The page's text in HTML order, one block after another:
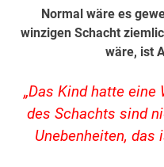
Normal wäre es
winzigen Schacht
wäre, ist
„Das Kind hatte eine
des Schachts sind
Unebenheiten, das